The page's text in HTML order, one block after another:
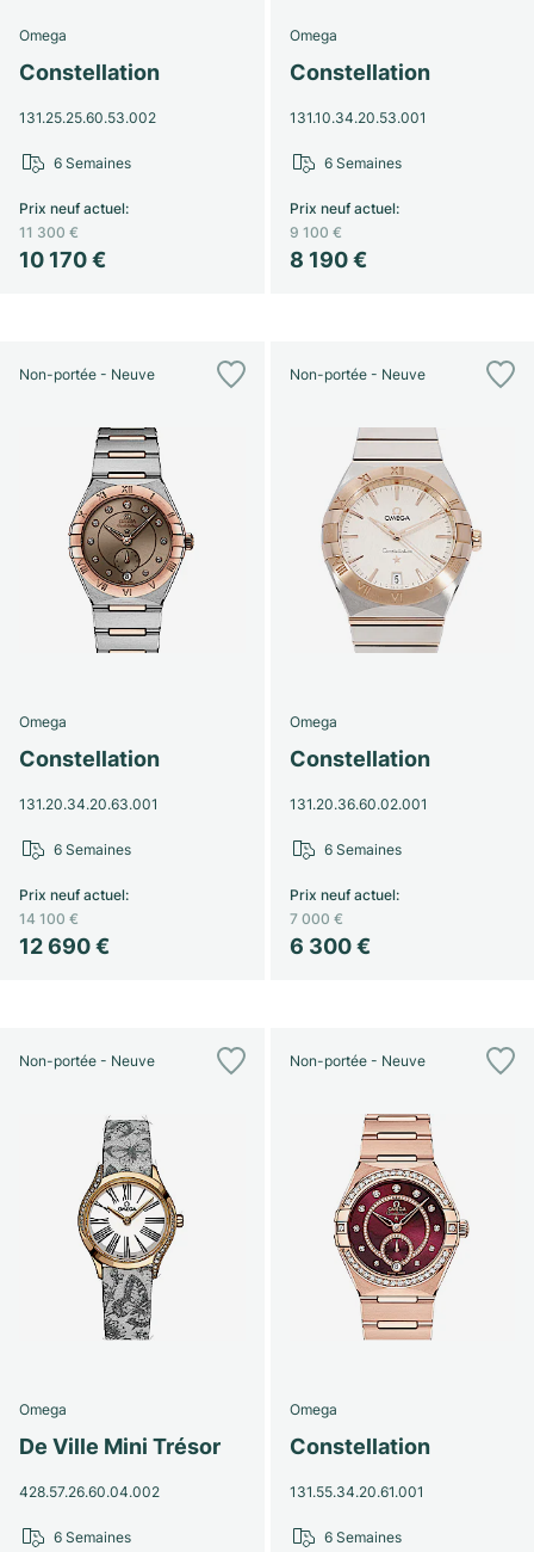
Omega
Constellation
131.25.25.60.53.002
10 170 €
Prix neuf actuel:
11 300 €
6 Semaines
Omega
Constellation
131.10.34.20.53.001
8 190 €
Prix neuf actuel:
9 100 €
6 Semaines
Non-portée - Neuve
Omega
Constellation
131.20.34.20.63.001
12 690 €
Prix neuf actuel:
14 100 €
6 Semaines
Non-portée - Neuve
Omega
Constellation
131.20.36.60.02.001
6 300 €
Prix neuf actuel:
7 000 €
6 Semaines
Non-portée - Neuve
Omega
De Ville Mini Trésor
428.57.26.60.04.002
6 Semaines
Non-portée - Neuve
Omega
Constellation
131.55.34.20.61.001
6 Semaines